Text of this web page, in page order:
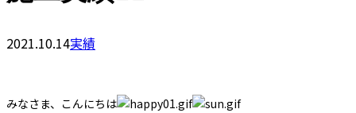
2021.10.14実績
みなさま、こんにちは